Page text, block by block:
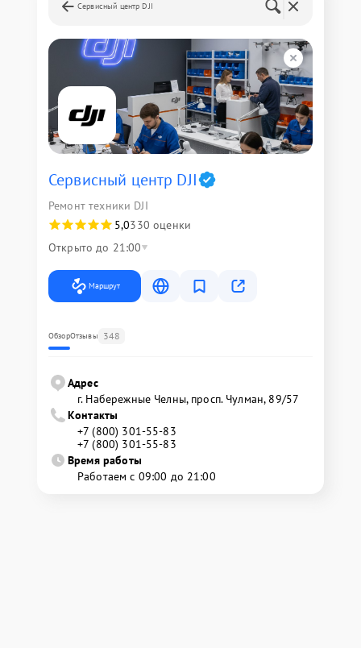
Сервисный центр DJI
Сервисный центр DJI
Ремонт техники DJI
5,0330 оценки
Открыто до 21:00
Маршрут
ОбзорОтзывы 348
Адрес
г. Набережные Челны, просп. Чулман, 89/57
Контакты
+7 (800) 301-55-83
+7 (800) 301-55-83
Время работы
Работаем с 09:00 до 21:00